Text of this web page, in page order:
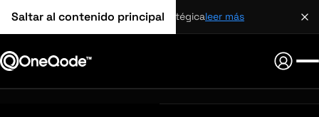
Saltar al contenido principal
alianza estratégicaleer más